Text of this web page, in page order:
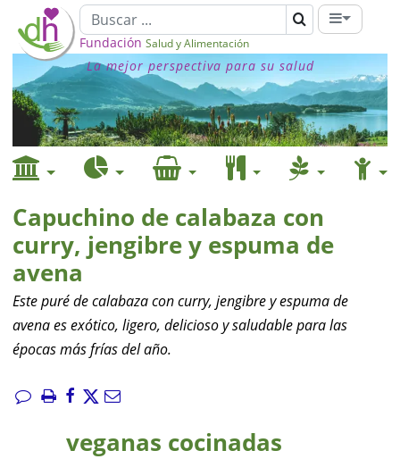
Fundación Salud y Alimentación
La mejor perspectiva para su salud
Capuchino de calabaza con
curry, jengibre y espuma de
avena
Este puré de calabaza con curry, jengibre y espuma de
avena es exótico, ligero, delicioso y saludable para las
épocas más frías del año.
veganas cocinadas